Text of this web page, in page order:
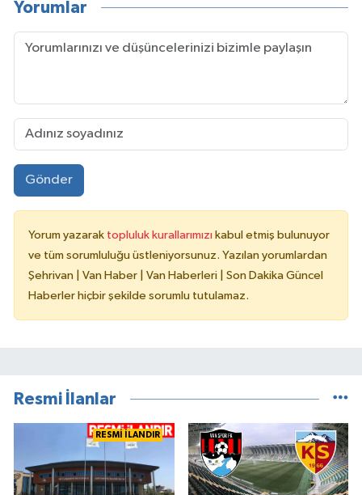
Yorumlar
Gönder
Yorum yazarak topluluk kurallarımızı kabul etmiş bulunuyor
ve tüm sorumluluğu üstleniyorsunuz. Yazılan yorumlardan
Şehrivan | Van Haber | Van Haberleri | Son Dakika Güncel
Haberler hiçbir şekilde sorumlu tutulamaz.
Resmi İlanlar
RESMİ İLANDIR